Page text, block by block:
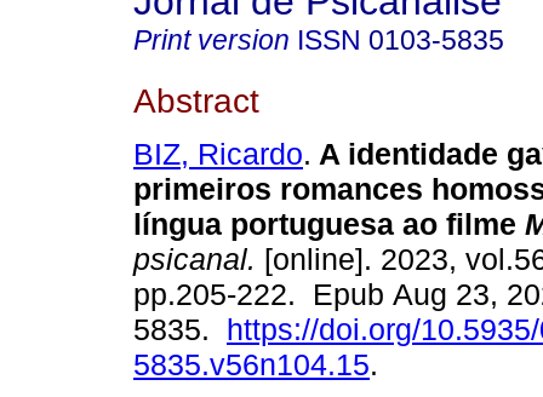
Print version ISSN 0103-5835
Abstract
BIZ, Ricardo. A identidade
primeiros romances
língua portuguesa ao filme
psicanal. [online]. 2023,
pp.205-222. Epub Aug 23,
5835. https://doi.org/
5835.v56n104.15.